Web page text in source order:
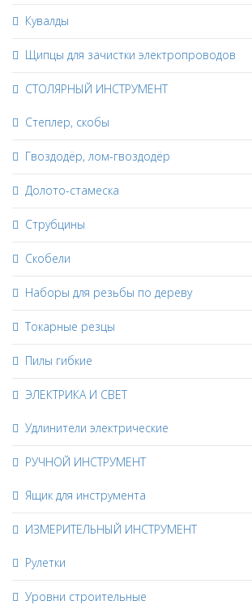
Кувалды
Щипцы для зачистки электропроводов
СТОЛЯРНЫЙ ИНСТРУМЕНТ
Степлер, скобы
Гвоздодёр, лом-гвоздодёр
Долото-стамеска
Струбцины
Скобели
Наборы для резьбы по дереву
Токарные резцы
Пилы гибкие
ЭЛЕКТРИКА И СВЕТ
Удлинители электрические
РУЧНОЙ ИНСТРУМЕНТ
Ящик для инструмента
ИЗМЕРИТЕЛЬНЫЙ ИНСТРУМЕНТ
Рулетки
Уровни строительные